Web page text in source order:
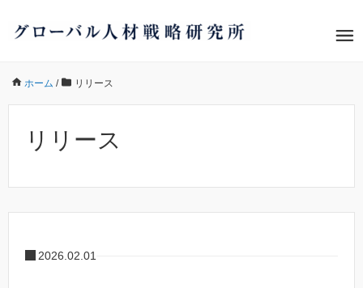
ホーム / リリース
リリース
2026.02.01